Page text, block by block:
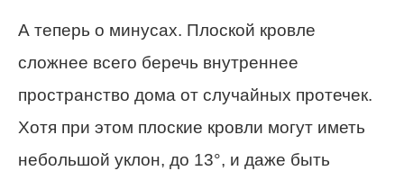
А теперь о минусах. Плоской кровле
сложнее всего беречь внутреннее
пространство дома от случайных протечек.
Хотя при этом плоские кровли могут иметь
небольшой уклон, до 13°, и даже быть